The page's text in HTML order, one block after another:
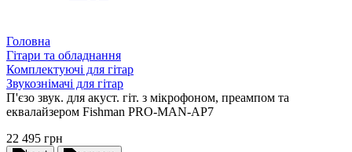
Головна
Гітари та обладнання
Комплектуючі для гітар
Звукознімачі для гітар
П'єзо звук. для акуст. гіт. з мікрофоном, преампом та
еквалайзером Fishman PRO-MAN-AP7
22 495 грн